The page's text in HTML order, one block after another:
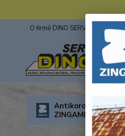
O firmě DINO SERVIS s.r.o.
Antikorozní nátěry
ZINGAMETALL